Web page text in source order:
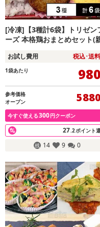
[冷凍]【3種計6袋】トリゼン
ーズ 本格鶏おまとめセット(
00g/ミニハンバーグ500g)
お試し費用 税込･送
1袋あたり 980
参考価格
オープン
5880
今すぐ使える300円クーポン
27.2ポイント
14 9 0